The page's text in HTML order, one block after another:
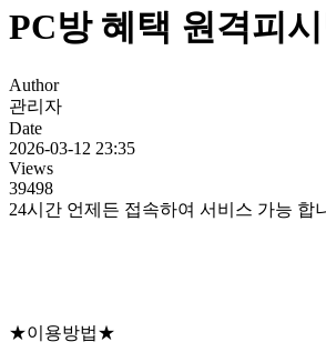
PC방 혜택 원격피
Author
관리자
Date
2026-03-12 23:35
Views
39498
24시간 언제든 접속하여 서비스 가능 합
★이용방법★